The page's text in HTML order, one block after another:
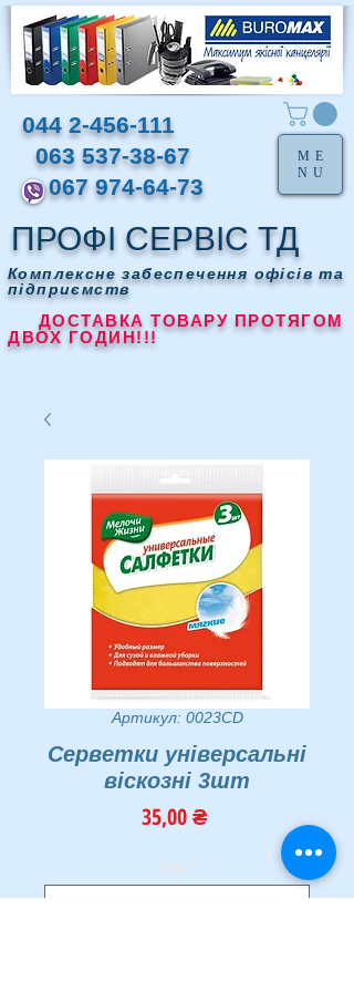
ПРОФІ СЕРВІС ТД
Комплексне забеспечення офісів та
підприємств
ДОСТАВКА ТОВАРУ ПРОТЯГОМ
ДВОХ ГОДИН!!!
044 2-456-111
063 537-38-67
067 974-64-73
ME
NU
Артикул: 0023CD
Серветки універсальні
віскозні 3шт
35,00 ₴Ціна
Тип *